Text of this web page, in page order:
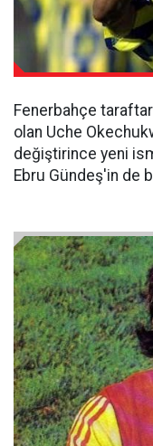
Fenerbahçe
olan Uche
değiştirince yeni
Ebru Gündeş'in de